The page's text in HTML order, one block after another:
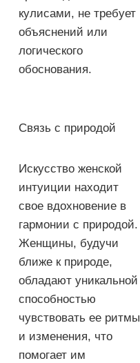
кулисами, не требует
объяснений или
логического
обоснования.
Связь с природой
Искусство женской
интуиции находит
свое вдохновение в
гармонии с природой.
Женщины, будучи
ближе к природе,
обладают уникальной
способностью
чувствовать ее ритмы
и изменения, что
помогает им